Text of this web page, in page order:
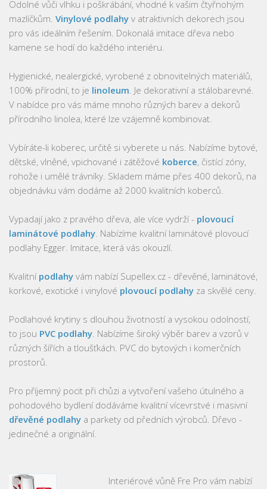
Odolné vůči vlhku i poškrábání, vhodné k vašim čtyřnohým
mazlíčkům. Vinylové podlahy v atraktivních dekorech jsou
pro vás ideálním řešením. Dokonalá imitace dřeva nebo
kamene se hodí do každého interiéru.
Hygienické, nealergické, vyrobené z obnovitelných materiálů,
100% přírodní, to je linoleum . Je dekorativní a stálobarevné.
V nabídce pro vás máme mnoho různých barev a dekorů
přírodního linolea, které lze vzájemně kombinovat.
Vybíráte-li koberec, určitě si vyberete u nás. Nabízíme bytové,
dětské, vlněné, vpichované i zátěžové koberce, čistící zóny,
rohože i umělé trávníky. Skladem máme přes 400 dekorů, na
objednávku vám dodáme až 2000 kvalitních koberců.
Vypadají jako z pravého dřeva, ale více vydrží - plovoucí
laminátové podlahy . Nabízíme kvalitní laminátové plovoucí
podlahy Egger. Imitace, která vás okouzlí.
Kvalitní podlahy vám nabízí Supellex.cz - dřevěné, laminátové,
korkové, exotické i vinylové plovoucí podlahy za skvělé ceny.
Podlahové krytiny s dlouhou životností a vysokou odolností,
to jsou PVC podlahy . Nabízíme široký výběr barev a vzorů v
různých šířích a tloušťkách. PVC do bytových i komerčních
prostorů.
Pro příjemný pocit při chůzi a vytvoření vašeho útulného a
pohodového bydlení dodáváme kvalitní vícevrstvé i masivní
dřevěné podlahy a parkety od předních výrobců. Dřevo -
jedinečné a originální.
Interiérové vůně Fre Pro vám nabízí